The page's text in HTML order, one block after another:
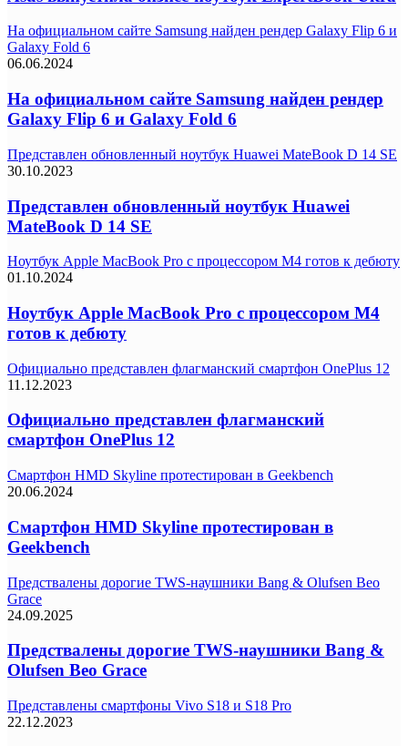
На официальном сайте Samsung найден рендер Galaxy Flip 6 и
Galaxy Fold 6
06.06.2024
На официальном сайте Samsung найден рендер
Galaxy Flip 6 и Galaxy Fold 6
Представлен обновленный ноутбук Huawei MateBook D 14 SE
30.10.2023
Представлен обновленный ноутбук Huawei
MateBook D 14 SE
Ноутбук Apple MacBook Pro с процессором M4 готов к дебюту
01.10.2024
Ноутбук Apple MacBook Pro с процессором M4
готов к дебюту
Официально представлен флагманский смартфон OnePlus 12
11.12.2023
Официально представлен флагманский
смартфон OnePlus 12
Смартфон HMD Skyline протестирован в Geekbench
20.06.2024
Смартфон HMD Skyline протестирован в
Geekbench
Предствалены дорогие TWS-наушники Bang & Olufsen Beo
Grace
24.09.2025
Предствалены дорогие TWS-наушники Bang &
Olufsen Beo Grace
Представлены смартфоны Vivo S18 и S18 Pro
22.12.2023